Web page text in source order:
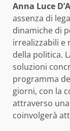
Anna Luce
assenza di
dinamiche di
irrealizzabili e
della politica.
soluzioni
programma
giorni, con la
attraverso
coinvolgerà